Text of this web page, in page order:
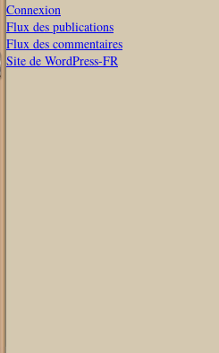
Connexion
Flux des publications
Flux des commentaires
Site de WordPress-FR